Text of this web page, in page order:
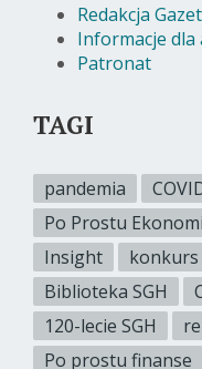
Redakcja
Informacje
Patronat
TAGI
pandemia
Po Prostu
Insight
konkurs
Biblioteka SGH
120-lecie SGH
Po prostu finanse